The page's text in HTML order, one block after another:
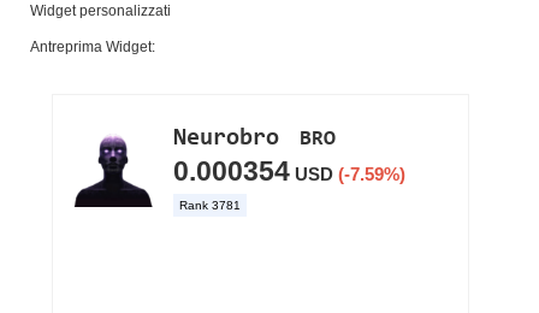
Widget personalizzati
Antreprima Widget: